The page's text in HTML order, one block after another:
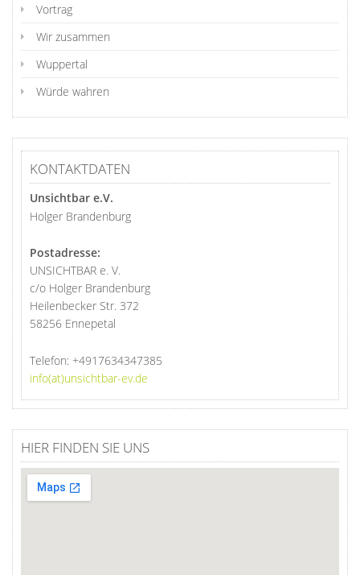
Vortrag
Wir zusammen
Wuppertal
Würde wahren
KONTAKTDATEN
Unsichtbar e.V.
Holger Brandenburg
Postadresse:
UNSICHTBAR e. V.
c/o Holger Brandenburg
Heilenbecker Str. 372
58256 Ennepetal
Telefon: +4917634347385
info(at)unsichtbar-ev.de
HIER FINDEN SIE UNS